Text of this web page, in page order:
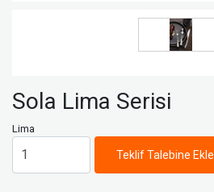
Sola Lima Serisi
Lima
Teklif Talebine Ekle